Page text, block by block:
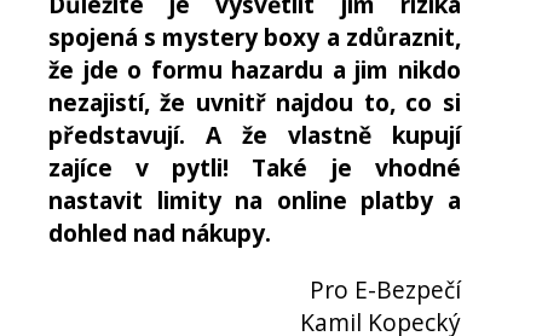
spojená s mystery boxy a zdůraznit,
že jde o formu hazardu a jim nikdo
nezajistí, že uvnitř najdou to, co si
představují. A že vlastně kupují
zajíce v pytli! Také je vhodné
nastavit limity na online platby a
dohled nad nákupy.
Pro E-Bezpečí
Kamil Kopecký